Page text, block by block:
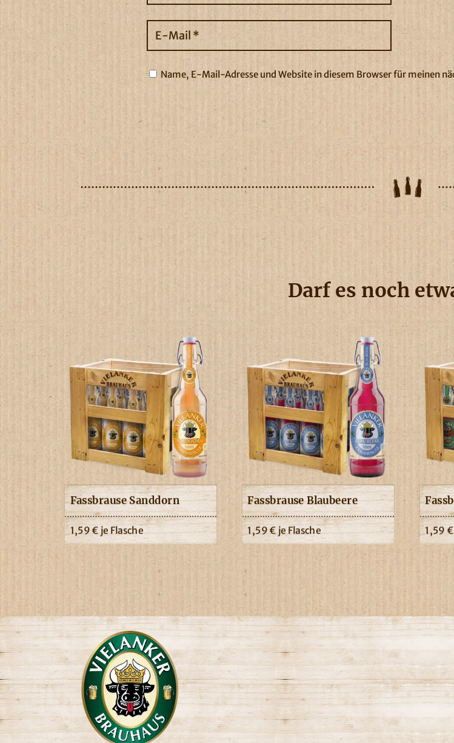
Name, E-Mail-Adresse und Website in diesem Browser für meinen
Darf es noch
Fassbrause Sanddorn
1,59€ je Flasche
Fassbrause Blaubeere
1,59€ je Flasche 1,59€